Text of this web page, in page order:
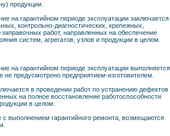
продукции.
на гарантийном периоде эксплуатации заключается
контрольно-диагностических, крепежных,
работ, направленных на обеспечение
систем, агрегатов, узлов и продукции в целом.
на гарантийном периоде эксплуатации выполняется
не предусмотрено предприятием-изготовителем.
в проведении работ по устранению дефектов
на полное восстановление работоспособности
в целом.
выполнением гарантийного ремонта, возмещаются